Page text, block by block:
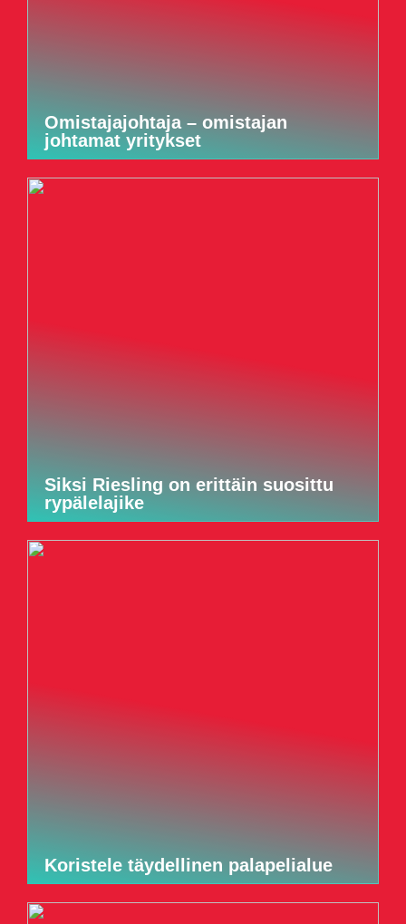
Omistajajohtaja – omistajan
johtamat yritykset
Siksi Riesling on erittäin suosittu
rypälelajike
Koristele täydellinen palapelialue